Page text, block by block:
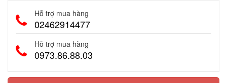
Hỗ trợ mua hàng
02462914477
Hỗ trợ mua hàng
0973.86.88.03